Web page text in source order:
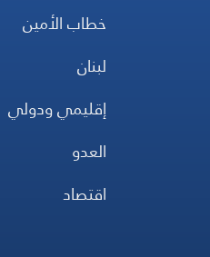
خطاب الأمين
لبنان
إقليمي ودولي
العدو
اقتصاد